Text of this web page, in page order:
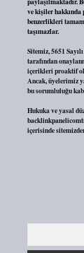
ve kişiler hakkında
benzerlikleri
taşımazlar.
Sitemiz, 5651
tarafından
içerikleri proaktif
Ancak, üyelerimiz
bu sorumluluğu
Hukuka ve yasal
içerisinde